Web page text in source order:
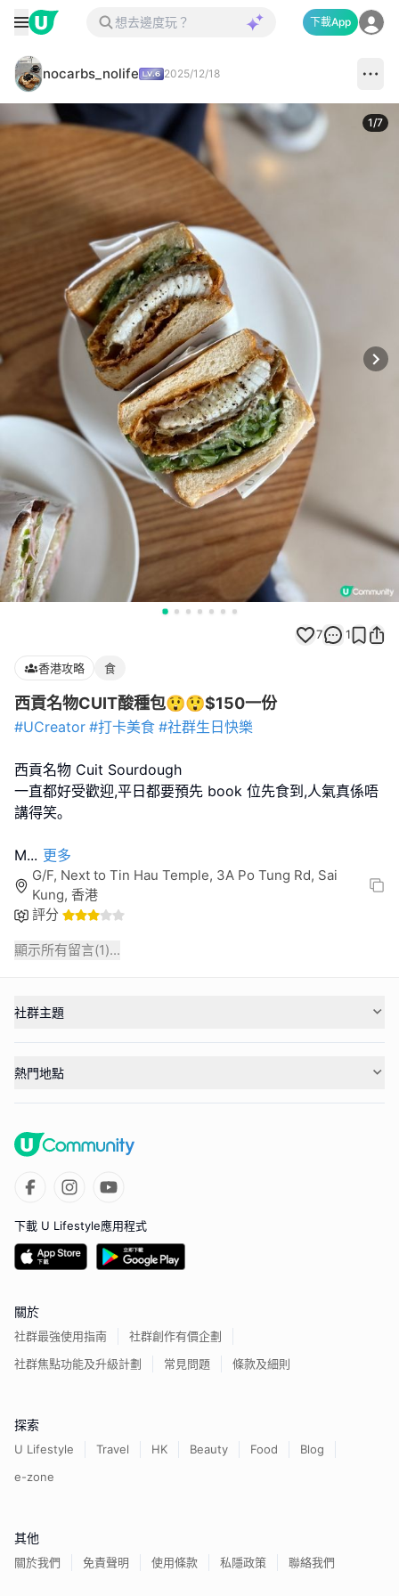
下載App
nocarbs_nolife 2025/12/18
1/7
7 1
香港攻略 食
西貢名物CUIT酸種包😲😲$150一份
#UCreator #打卡美食 #社群生日快樂
西貢名物 Cuit Sourdough
一直都好受歡迎,平日都要預先 book 位先食到,人氣真係唔
講得笑｡
M... 更多
G/F, Next to Tin Hau Temple, 3A Po Tung Rd, Sai
Kung, 香港
評分
顯示所有留言(1)...
社群主題
熱門地點
下載 U Lifestyle應用程式
關於
社群最強使用指南
社群創作有價企劃
社群焦點功能及升級計劃
常見問題 條款及細則
探索
U Lifestyle Travel HK Beauty Food
Blog
e-zone
其他
關於我們 免責聲明 使用條款 私隱政策 聯絡我們